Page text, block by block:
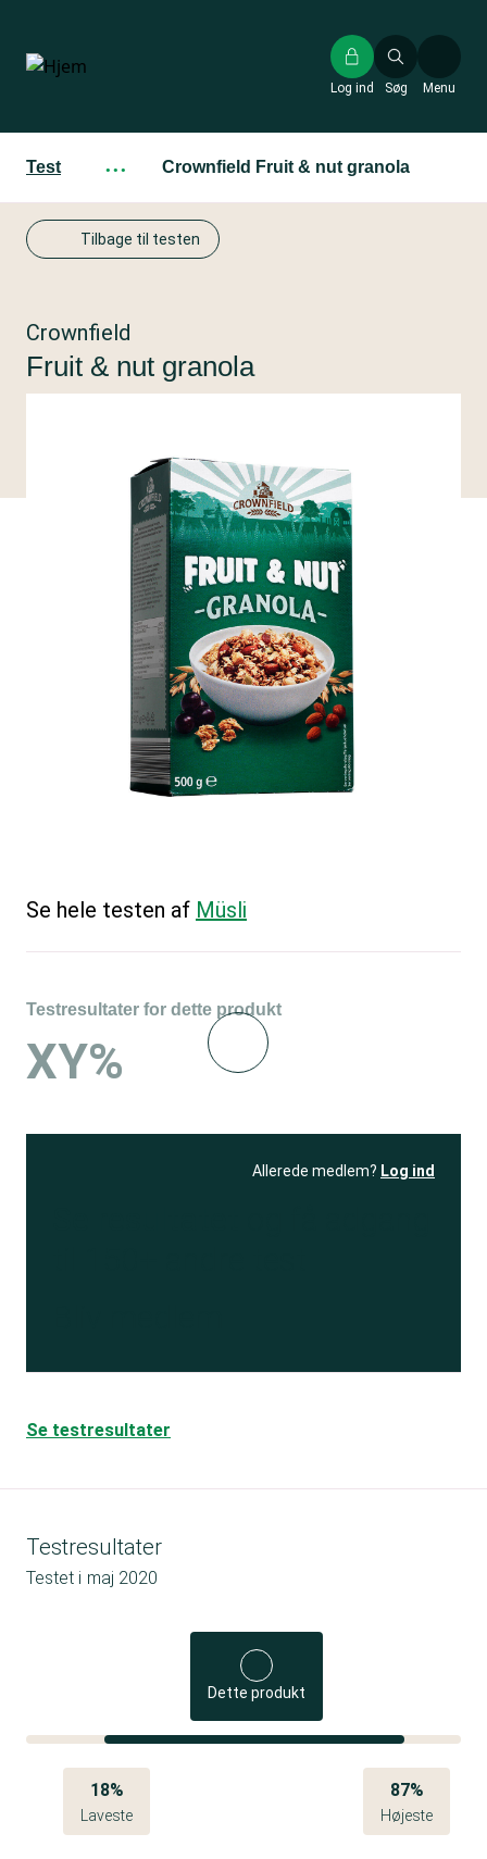
hovedindhold
Søg
Log ind Menu
Test ··· Crownfield Fruit & nut granola
Tilbage til testen
Crownfield
Fruit & nut granola
Se hele testen af Müsli
Testresultater for dette produkt
XY%
Allerede medlem? Log ind
Se testresultater
Testresultater
Testet i maj 2020
Dette produkt
18%
Laveste
87%
Højeste